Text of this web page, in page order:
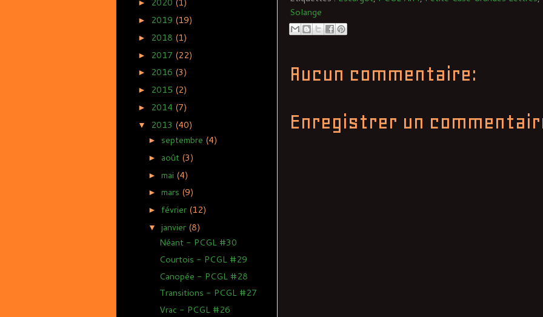
Solange
Aucun commentaire:
Enregistrer un
►
► 2019 (19)
► 2018 (1)
► 2017 (22)
► 2016 (3)
► 2015 (2)
► 2014 (7)
▼ 2013 (40)
► septembre (4)
► août (3)
►mai (4)
►mars (9)
►février (12)
▼janvier (8)
Néant - PCGL #30
Courtois - PCGL #29
Canopée - PCGL #28
Transitions - PCGL #27
Vrac - PCGL #26